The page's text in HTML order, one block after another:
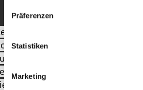
Präferenzen
Statistiken
Marketing
ist eine traditionsreiche
Garten‑ und
Komfort, Qualität und
Das Sortiment umfasst
wie Sessel, Lounges